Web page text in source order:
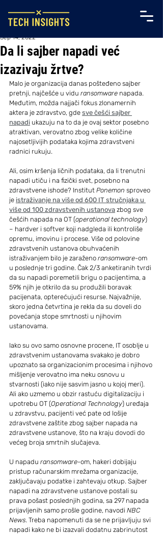
Da li sajber napadi već
izazivaju žrtve?
Sep 14, 2022
Malo je organizacija danas pošteđeno sajber
pretnji, najčešće u vidu ransomware napada.
Međutim, možda najjači fokus zlonamernih
aktera je zdravstvo, gde sve češći sajber
napadi ukazuju na to da je ovaj sektor posebno
atraktivan, verovatno zbog velike količine
najosetljivijih podataka kojima zdravstveni
radnici rukuju.
Ali, osim kršenja ličnih podataka, da li trenutni
napadi utiču i na fizički svet, posebno na
zdravstvene ishode? Institut Ponemon sproveo
je istraživanje na više od 600 IT stručnjaka u
više od 100 zdravstvenih ustanova zbog sve
češćih napada na OT (operational technology)
– hardver i softver koji nadgleda ili kontroliše
opremu, imovinu i procese. Više od polovine
zdravstvenih ustanova obuhvaćenih
istraživanjem bilo je zaraženo ransomware-om
u poslednje tri godine. Čak 2/3 anketiranih tvrdi
da su napadi poremetili brigu o pacijentima, a
59% njih je otkrilo da su produžili boravak
pacijenata, opterećujući resurse. Najvažnije,
skoro jedna četvrtina je rekla da su doveli do
povećanja stope smrtnosti u njihovim
ustanovama.
Iako su ovo samo osnovne procene, IT osoblje u
zdravstvenim ustanovama svakako je dobro
upoznato sa organizacionim procesima i njihovo
mišljenje verovatno ima neku osnovu u
stvarnosti (iako nije sasvim jasno u kojoj meri).
Ali ako uzmemo u obzir rastuću digitalizaciju i
upotrebu OT (Operational Technology) uređaja
u zdravstvu, pacijenti već pate od lošije
zdravstvene zaštite zbog sajber napada na
zdravstvene ustanove, što na kraju dovodi do
većeg broja smrtnih slučajeva.
U napadu ransomware-om, hakeri dobijaju
pristup računarskim mrežama organizacije,
zaključavaju podatke i zahtevaju otkup. Sajber
napadi na zdravstvene ustanove postali su
prava pošast poslednjih godina, sa 297 napada
prijavljenih samo prošle godine, navodi NBC
News. Treba napomenuti da se ne prijavljuju svi
napadi kako ne bi izazvali dodatnu zabrinutost